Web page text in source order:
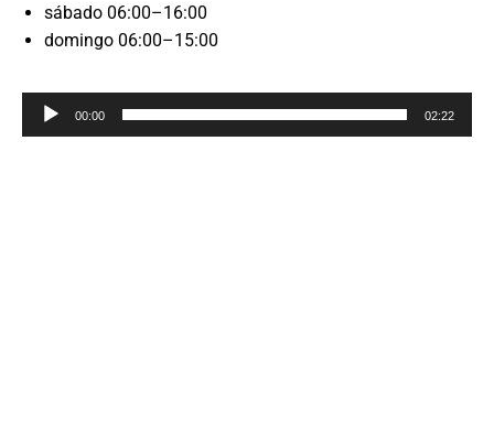
sábado 06:00–16:00
domingo 06:00–15:00
Reprodutor
de
00:00 02:22